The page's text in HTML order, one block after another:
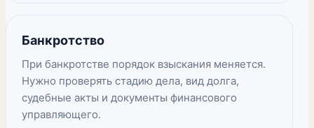
Банкротство
При банкротстве порядок взыскания меняется.
Нужно проверять стадию дела, вид долга,
судебные акты и документы финансового
управляющего.